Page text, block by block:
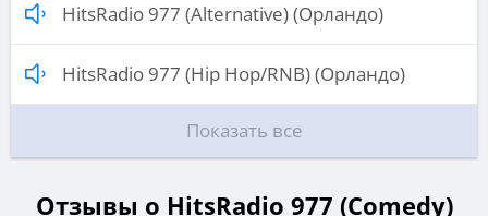
HitsRadio 977 (Alternative) (Орландо)
HitsRadio 977 (Hip Hop/RNB) (Орландо)
Показать все
Отзывы о HitsRadio 977 (Comedy)